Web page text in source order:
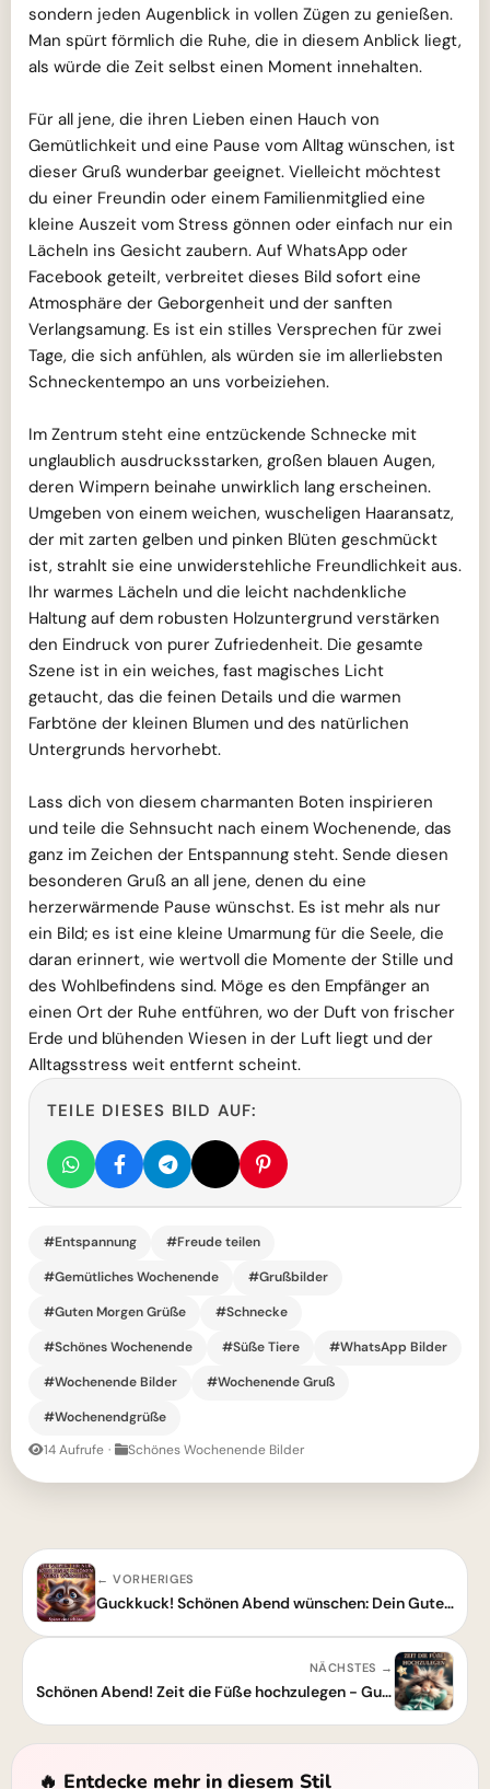
sondern jeden Augenblick in vollen Zügen zu genießen.
Man spürt förmlich die Ruhe, die in diesem Anblick liegt,
als würde die Zeit selbst einen Moment innehalten.
Für all jene, die ihren Lieben einen Hauch von
Gemütlichkeit und eine Pause vom Alltag wünschen, ist
dieser Gruß wunderbar geeignet. Vielleicht möchtest
du einer Freundin oder einem Familienmitglied eine
kleine Auszeit vom Stress gönnen oder einfach nur ein
Lächeln ins Gesicht zaubern. Auf WhatsApp oder
Facebook geteilt, verbreitet dieses Bild sofort eine
Atmosphäre der Geborgenheit und der sanften
Verlangsamung. Es ist ein stilles Versprechen für zwei
Tage, die sich anfühlen, als würden sie im allerliebsten
Schneckentempo an uns vorbeiziehen.
Im Zentrum steht eine entzückende Schnecke mit
unglaublich ausdrucksstarken, großen blauen Augen,
deren Wimpern beinahe unwirklich lang erscheinen.
Umgeben von einem weichen, wuscheligen Haaransatz,
der mit zarten gelben und pinken Blüten geschmückt
ist, strahlt sie eine unwiderstehliche Freundlichkeit aus.
Ihr warmes Lächeln und die leicht nachdenkliche
Haltung auf dem robusten Holzuntergrund verstärken
den Eindruck von purer Zufriedenheit. Die gesamte
Szene ist in ein weiches, fast magisches Licht
getaucht, das die feinen Details und die warmen
Farbtöne der kleinen Blumen und des natürlichen
Untergrunds hervorhebt.
Lass dich von diesem charmanten Boten inspirieren
und teile die Sehnsucht nach einem Wochenende, das
ganz im Zeichen der Entspannung steht. Sende diesen
besonderen Gruß an all jene, denen du eine
herzerwärmende Pause wünschst. Es ist mehr als nur
ein Bild; es ist eine kleine Umarmung für die Seele, die
daran erinnert, wie wertvoll die Momente der Stille und
des Wohlbefindens sind. Möge es den Empfänger an
einen Ort der Ruhe entführen, wo der Duft von frischer
Erde und blühenden Wiesen in der Luft liegt und der
Alltagsstress weit entfernt scheint.
TEILE DIESES BILD AUF:
#Entspannung
#Freude teilen
#Gemütliches Wochenende
#Grußbilder
#Guten Morgen Grüße
#Schnecke
#Schönes Wochenende
#Süße Tiere
#WhatsApp Bilder
#Wochenende Bilder
#Wochenende Gruß
#Wochenendgrüße
14 Aufrufe · Schönes Wochenende Bilder
← VORHERIGES
Guckkuck! Schönen Abend wünschen: Dein Guten-Abend-Grußbild zum Teilen
NÄCHSTES →
Schönen Abend! Zeit die Füße hochzulegen - Guten-Abend-Gruß
🔥 Entdecke mehr in diesem Stil